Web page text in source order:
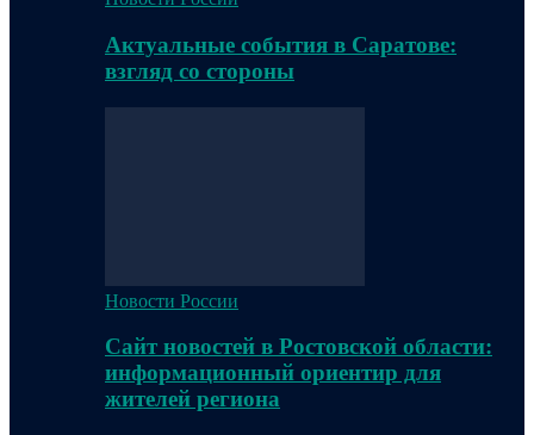
Актуальные события в Саратове:
взгляд со стороны
Новости России
Сайт новостей в Ростовской области:
информационный ориентир для
жителей региона